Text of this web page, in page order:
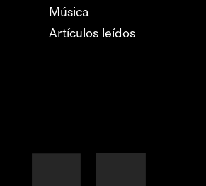
Música
Artículos leídos